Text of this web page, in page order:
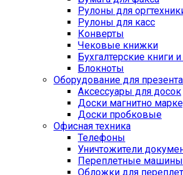
Рулоны для
Рулоны для касс
Конверты
Чековые книжки
Бухгалтерские книги
Блокноты
Оборудование для
Аксессуары для досок
Доски магнитно
Доски пробковые
Офисная техника
Телефоны
Уничтожители
Переплетные машины
Обложки для